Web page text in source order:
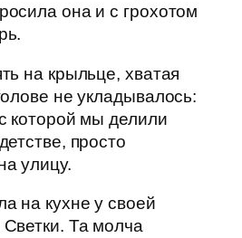
она и с грохотом
на крыльце, хватая
не укладывалось:
которой мы делили
просто
улицу.
на кухне у своей
Та молча